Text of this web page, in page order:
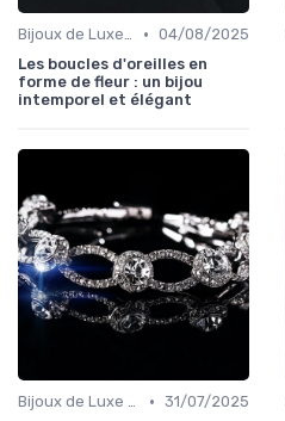
Bijoux de Luxe pour Femmes • 04/08/2025
Les boucles d'oreilles en
forme de fleur : un bijou
intemporel et élégant
Bijoux de Luxe pour Femmes • 31/07/2025